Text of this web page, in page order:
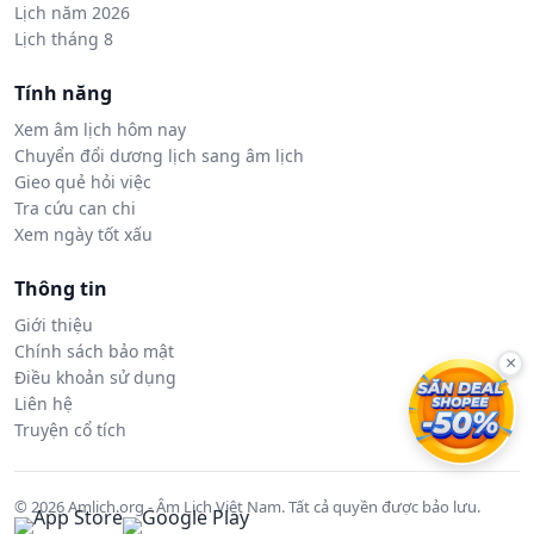
Lịch năm 2026
Lịch tháng 8
Tính năng
Xem âm lịch hôm nay
Chuyển đổi dương lịch sang âm lịch
Gieo quẻ hỏi việc
Tra cứu can chi
Xem ngày tốt xấu
Thông tin
Giới thiệu
Chính sách bảo mật
Điều khoản sử dụng
Liên hệ
Truyện cổ tích
© 2026 Amlich.org - Âm Lịch Việt Nam. Tất cả quyền được bảo lưu.
×